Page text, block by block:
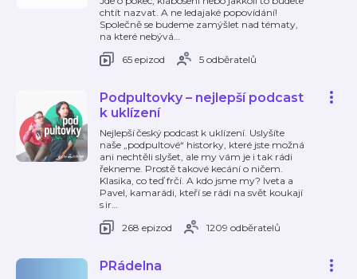
chtít nazvat. A ne ledajaké popovídání!
Společně se budeme zamýšlet nad tématy,
na které nebývá…
65 epizod
5 odběratelů
Podpultovky – nejlepší podcast
k uklízení
Nejlepší český podcast k uklízení. Uslyšíte
naše „podpultové“ historky, které jste možná
ani nechtěli slyšet, ale my vám je i tak rádi
řekneme. Prostě takové kecání o ničem.
Klasika, co teď frčí. A kdo jsme my? Iveta a
Pavel, kamarádi, kteří se rádi na svět koukají
s ir…
268 epizod
1209 odběratelů
PRádelna